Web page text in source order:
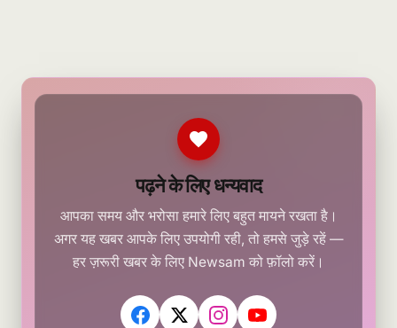
पढ़ने के लिए धन्यवाद
आपका समय और भरोसा हमारे लिए बहुत मायने रखता है।
अगर यह खबर आपके लिए उपयोगी रही, तो हमसे जुड़े रहें —
हर ज़रूरी खबर के लिए Newsam को फ़ॉलो करें।